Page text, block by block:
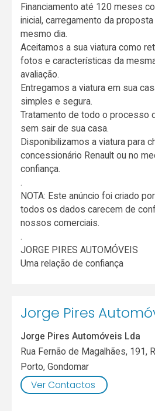
Financiamento até 120 meses
inicial, carregamento da
mesmo dia.
Aceitamos a sua viatura como
fotos e características da
avaliação.
Entregamos a viatura em sua
simples e segura.
Tratamento de todo o processo
sem sair de sua casa.
Disponibilizamos a viatura para
concessionário Renault ou no
confiança.
.
NOTA: Este anúncio foi criado
todos os dados carecem de
nossos comerciais.
.
JORGE PIRES AUTOMÓVEIS
Uma relação de confiança
Jorge Pires
Jorge Pires Automóveis Lda
Rua Fernão de Magalhães, 191,
Porto,Gondomar
Ver Contactos